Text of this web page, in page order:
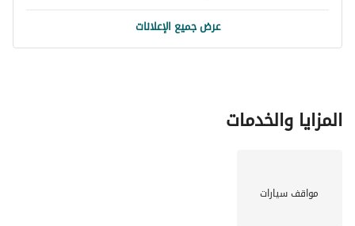
عرض جميع الإعلانات
المزايا والخدمات
مواقف سيارات